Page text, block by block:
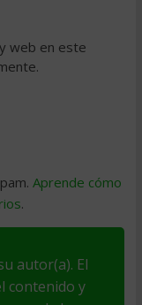
web en este
Aprende cómo
.
autor(a). El
contenido y